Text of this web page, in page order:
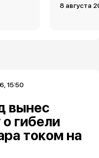
8 августа
15:50
вынес
гибели
током на